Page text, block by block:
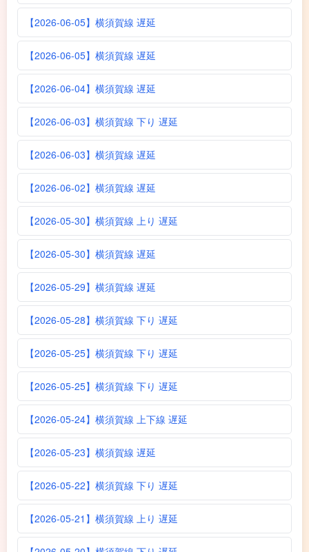
【2026-06-05】横須賀線 遅延
【2026-06-05】横須賀線 遅延
【2026-06-04】横須賀線 遅延
【2026-06-03】横須賀線 下り 遅延
【2026-06-03】横須賀線 遅延
【2026-06-02】横須賀線 遅延
【2026-05-30】横須賀線 上り 遅延
【2026-05-30】横須賀線 遅延
【2026-05-29】横須賀線 遅延
【2026-05-28】横須賀線 下り 遅延
【2026-05-25】横須賀線 下り 遅延
【2026-05-25】横須賀線 下り 遅延
【2026-05-24】横須賀線 上下線 遅延
【2026-05-23】横須賀線 遅延
【2026-05-22】横須賀線 下り 遅延
【2026-05-21】横須賀線 上り 遅延